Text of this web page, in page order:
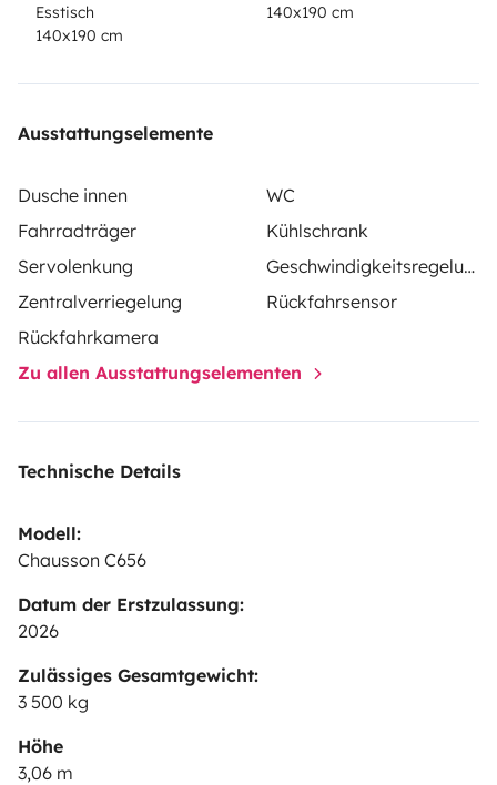
Esstisch
140x190 cm
140x190 cm
Ausstattungselemente
Dusche innen
WC
Fahrradträger
Kühlschrank
Servolenkung
Geschwindigkeitsregelung
Zentralverriegelung
Rückfahrsensor
Rückfahrkamera
Zu allen Ausstattungselementen
Technische Details
Modell:
Chausson C656
Datum der Erstzulassung:
2026
Zulässiges Gesamtgewicht:
3 500 kg
Höhe
3,06 m